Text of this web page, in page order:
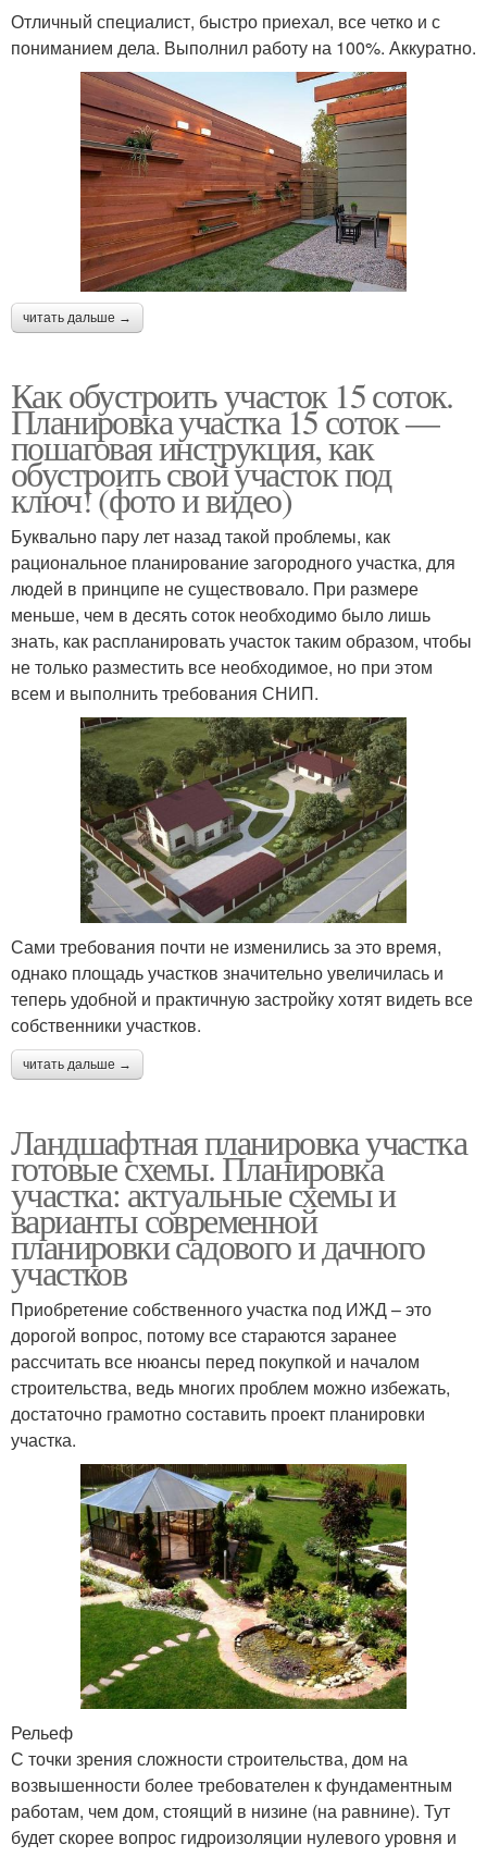
Отличный специалист, быстро приехал, все четко и с
пониманием дела. Выполнил работу на 100%. Аккуратно.
читать дальше →
Как обустроить участок 15 соток.
Планировка участка 15 соток —
пошаговая инструкция, как
обустроить свой участок под
ключ! (фото и видео)
Буквально пару лет назад такой проблемы, как
рациональное планирование загородного участка, для
людей в принципе не существовало. При размере
меньше, чем в десять соток необходимо было лишь
знать, как распланировать участок таким образом, чтобы
не только разместить все необходимое, но при этом
всем и выполнить требования СНИП.
Сами требования почти не изменились за это время,
однако площадь участков значительно увеличилась и
теперь удобной и практичную застройку хотят видеть все
собственники участков.
читать дальше →
Ландшафтная планировка участка
готовые схемы. Планировка
участка: актуальные схемы и
варианты современной
планировки садового и дачного
участков
Приобретение собственного участка под ИЖД – это
дорогой вопрос, потому все стараются заранее
рассчитать все нюансы перед покупкой и началом
строительства, ведь многих проблем можно избежать,
достаточно грамотно составить проект планировки
участка.
Рельеф
С точки зрения сложности строительства, дом на
возвышенности более требователен к фундаментным
работам, чем дом, стоящий в низине (на равнине). Тут
будет скорее вопрос гидроизоляции нулевого уровня и